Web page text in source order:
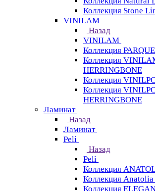
Коллекция Stone
VINILAM
Назад
VINILAM
Коллекция
Коллекция
HERRINGBONE
Коллекция
Коллекция
HERRINGBONE
Ламинат
Назад
Ламинат
Peli
Назад
Peli
Коллекция
Коллекция
Коллекция